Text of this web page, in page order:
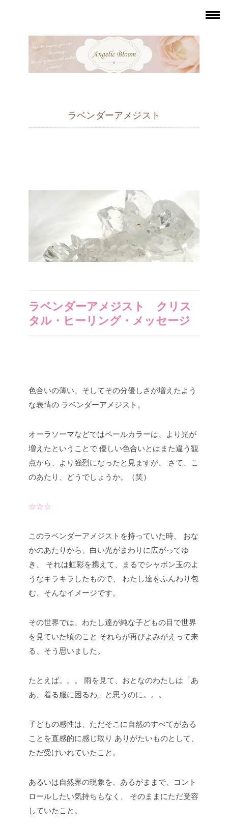
ラベンダーアメジスト
ラベンダーアメジスト クリス
タル・ヒーリング・メッセージ
色合いの薄い、そしてその分優しさが増えたよう
な表情の ラベンダーアメジスト。
オーラソーマなどではペールカラーは、より光が
増えたということで 優しい色合いとはまた違う観
点から、より強烈になったと見ますが、
さて、こ
のあたり、どうでしょうか。（笑）
☆☆☆
このラベンダーアメジストを持っていた時、
おな
かのあたりから、白い光がまわりに広がってゆ
き、
それは虹彩を携えて、まるでシャボン玉のよ
うなキラキラしたもので、
わたし達をふんわり包
む、そんなイメージです。
その世界では、わたし達が純な子どもの目で世界
を見ていた頃のこと それらが再びよみがえって来
る、そう思いました。
たとえば。。。
雨を見て、おとなのわたしは「あ
あ、着る服に困るわ」と思うのに。。。
子どもの感性は、ただそこに自然のすべてがある
ことを直感的に感じ取り ありがたいものとして、
ただ受けいれていたこと。
あるいは自然界の現象を、あるがままで、コント
ロールしたい気持ちもなく、
そのままにただ受容
していたこと。